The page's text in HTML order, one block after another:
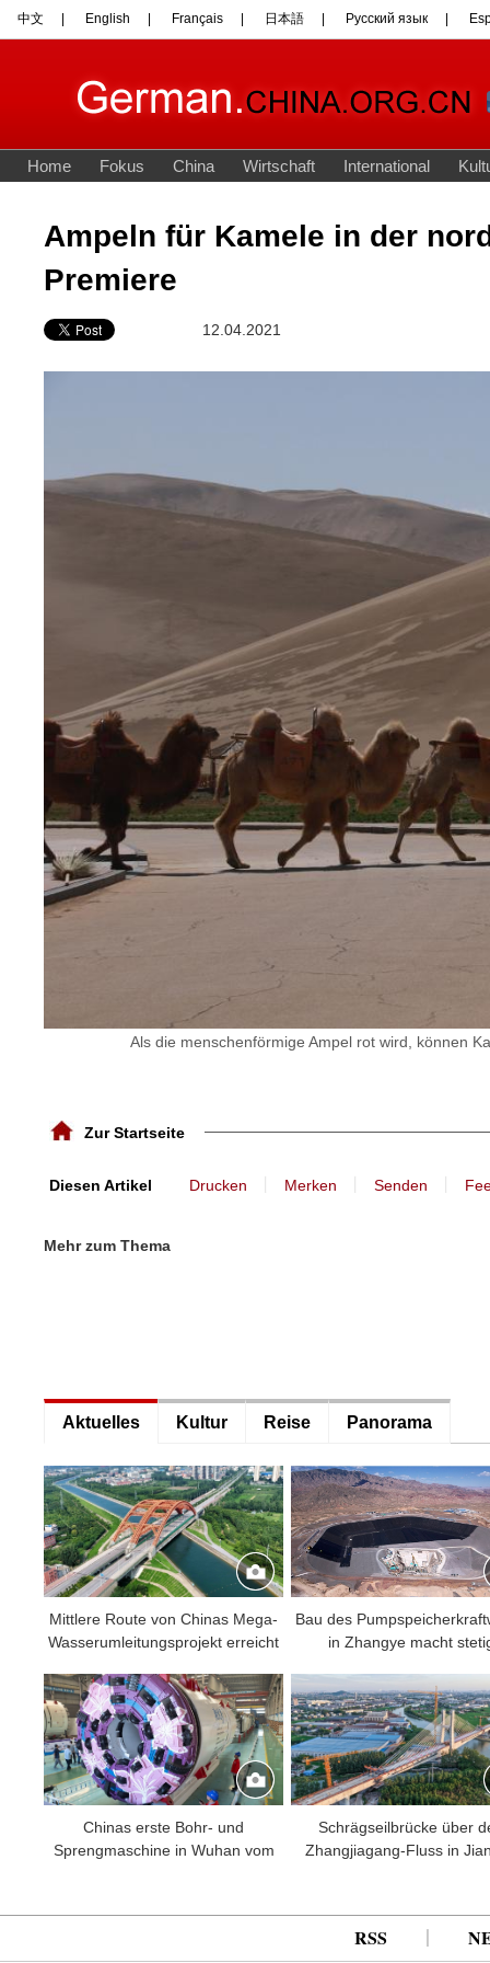
Ampeln für Kamele in der
Premiere
12.04.2021
Als die menschenförmige Ampel rot wird, können
Zur Startseite
Diesen Artikel Drucken Merken Senden
Mehr zum Thema